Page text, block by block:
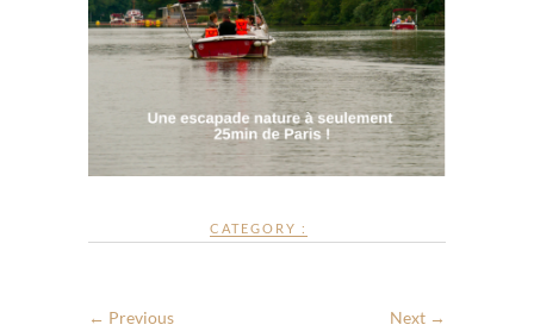
CATEGORY :
← Previous Next →